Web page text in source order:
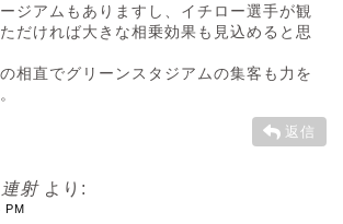
ジアムもありますし、イチロー選手が観
だければ大きな相乗効果も見込めると思
相直でグリーンスタジアムの集客も力を
返信
射 より:
PM